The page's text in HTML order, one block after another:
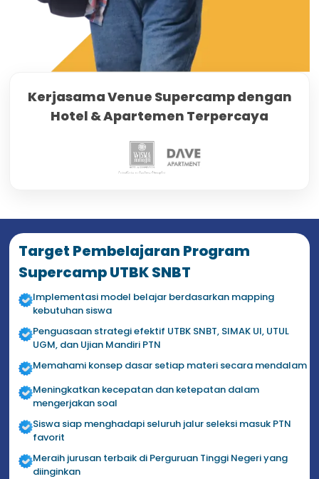
Kerjasama Venue Supercamp dengan
Hotel & Apartemen Terpercaya
Target Pembelajaran Program
Supercamp UTBK SNBT
Implementasi model belajar berdasarkan mapping
kebutuhan siswa
Penguasaan strategi efektif UTBK SNBT, SIMAK UI, UTUL
UGM, dan Ujian Mandiri PTN
Memahami konsep dasar setiap materi secara mendalam
Meningkatkan kecepatan dan ketepatan dalam
mengerjakan soal
Siswa siap menghadapi seluruh jalur seleksi masuk PTN
favorit
Meraih jurusan terbaik di Perguruan Tinggi Negeri yang
diinginkan